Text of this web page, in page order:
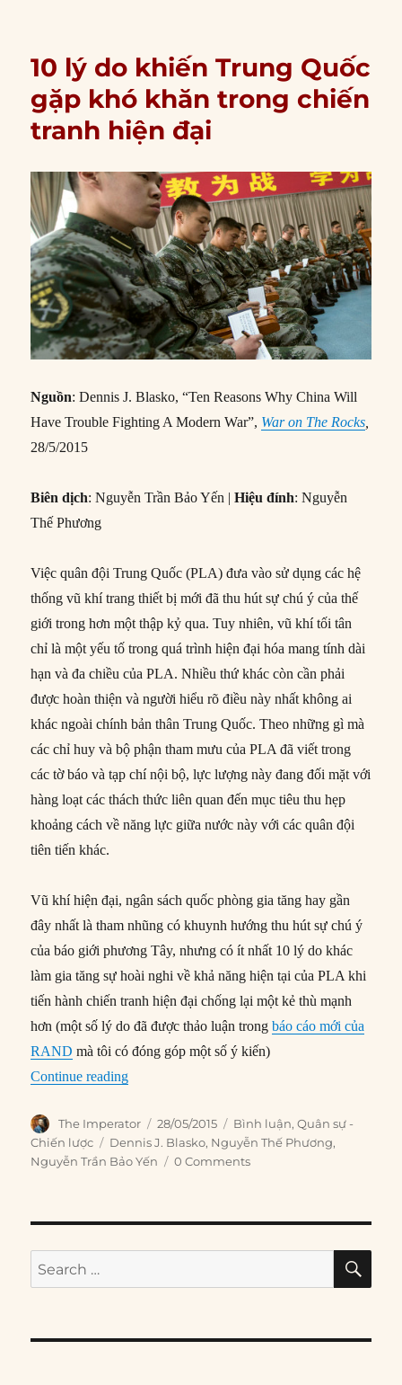
10 lý do khiến Trung Quốc
gặp khó khăn trong chiến
tranh hiện đại
Nguồn: Dennis J. Blasko, “Ten Reasons Why China Will
Have Trouble Fighting A Modern War”, War on The Rocks
28/5/2015
Biên dịch: Nguyễn Trần Bảo Yến |Hiệu đính: Nguyễn
Thế Phương
Việc quân đội Trung Quốc (PLA) đưa vào sử dụng các hệ
thống vũ khí trang thiết bị mới đã thu hút sự chú ý của thế
giới trong hơn một thập kỷ qua. Tuy nhiên, vũ khí tối tân
chỉ là một yếu tố trong quá trình hiện đại hóa mang tính dài
hạn và đa chiều của PLA. Nhiều thứ khác còn cần phải
được hoàn thiện và người hiểu rõ điều này nhất không ai
khác ngoài chính bản thân Trung Quốc. Theo những gì mà
các chỉ huy và bộ phận tham mưu của PLA đã viết trong
các tờ báo và tạp chí nội bộ, lực lượng này đang đối mặt với
hàng loạt các thách thức liên quan đến mục tiêu thu hẹp
khoảng cách về năng lực giữa nước này với các quân đội
tiên tiến khác.
Vũ khí hiện đại, ngân sách quốc phòng gia tăng hay gần
đây nhất là tham nhũng có khuynh hướng thu hút sự chú ý
của báo giới phương Tây, nhưng có ít nhất 10 lý do khác
làm gia tăng sự hoài nghi về khả năng hiện tại của PLA khi
tiến hành chiến tranh hiện đại chống lại một kẻ thù mạnh
hơn (một số lý do đã được thảo luận trongbáo cáo mới của
RAND mà tôi có đóng góp một số ý kiến)
Continue reading“10 lý do khiến Trung Quốc gặp khó khăn
Author
The Imperator
Posted
on
28/05/2015 Categories
Bình luận,Quân sự -
Chiến lược
Tags
Dennis J. Blasko, Nguyễn Thế Phương,
Nguyễn Trần Bảo Yến
0 Comments
Search
for: